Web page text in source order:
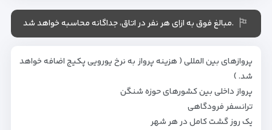
.مبالغ فوق به ازای هر نفر در اتاق، جداگانه محاسبه خواهد شد
پروازهای بین المللی ( هزینه پرواز به نرخ یورویی پکیج اضافه خواهد
شد. )
پرواز داخلی بین کشورهای حوزه شنگن
ترانسفر فرودگاهی
یک روز گشت کامل در هر شهر